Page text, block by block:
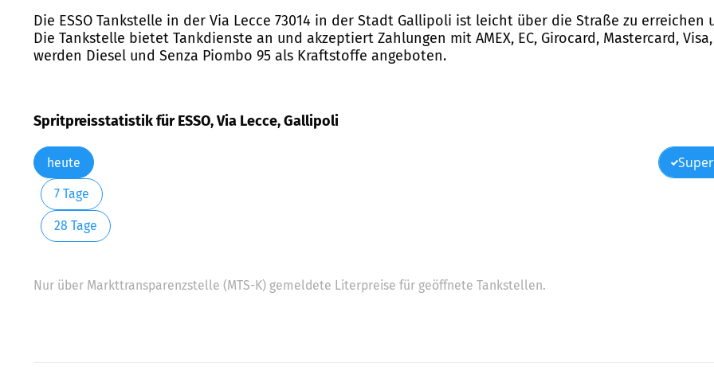
Die ESSO Tankstelle in der Via Lecce 73014 in der Stadt Gallipoli ist leicht über die Straße zu erreichen
Die Tankstelle bietet Tankdienste an und akzeptiert Zahlungen mit AMEX, EC, Girocard, Mastercard,
werden Diesel und Senza Piombo 95 als Kraftstoffe angeboten.
Spritpreisstatistik für ESSO, Via Lecce, Gallipoli
heute
7 Tage
28 Tage
Nur über Markttransparenzstelle (MTS-K) gemeldete Literpreise für geöffnete Tankstellen.